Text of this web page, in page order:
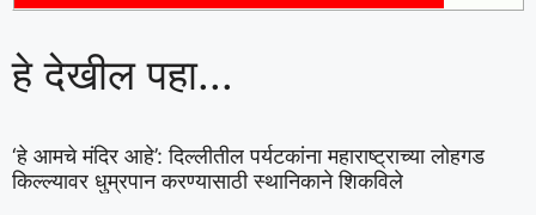
हे देखील पहा...
‘हे आमचे मंदिर आहे’: दिल्लीतील पर्यटकांना महाराष्ट्राच्या लोहगड
किल्ल्यावर धुम्रपान करण्यासाठी स्थानिकाने शिकविले